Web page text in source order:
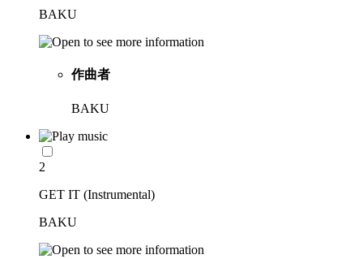
BAKU
作曲者
BAKU
2
GET IT (Instrumental)
BAKU